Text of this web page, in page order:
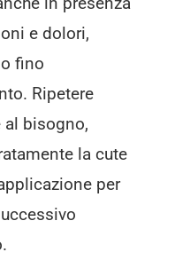
e dolori,
fino
Ripetere
al bisogno,
la cute
per